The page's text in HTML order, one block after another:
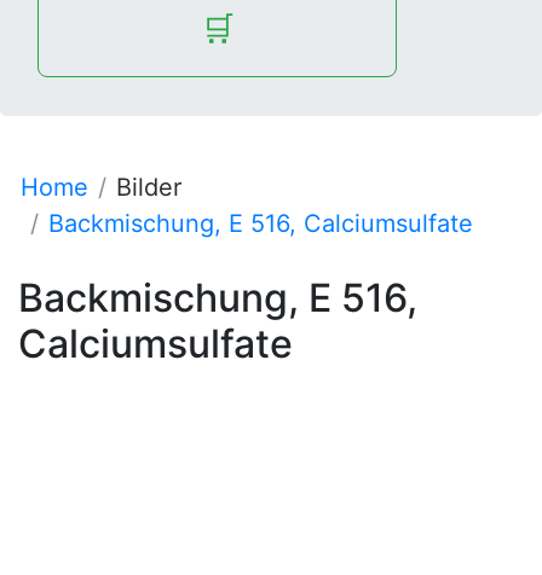
🛒
Home
Bilder
Backmischung, E 516, Calciumsulfate
Backmischung, E 516,
Calciumsulfate